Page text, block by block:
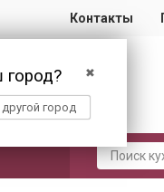
✖
город?
город
Контакты